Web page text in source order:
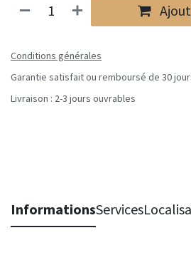
Conditions générales
Garantie satisfait ou remboursé de 30
Livraison : 2-3 jours ouvrables
InformationsServices